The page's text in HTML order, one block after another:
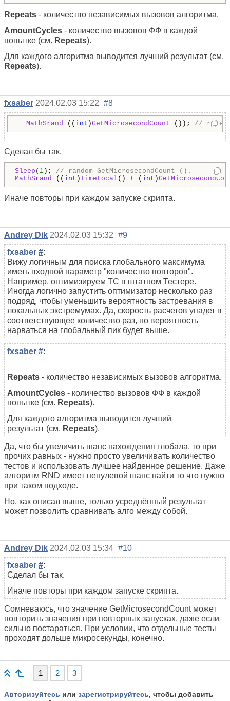
Repeats - количество независимых вызовов алгоритма.
AmountCycles - количество вызовов ФФ в каждой
попытке (см. Repeats).
Для каждого алгоритма выводится лучший результат (см.
Repeats).
fxsaber 2024.02.03 15:22 #8
MathSrand (( int )GetMicrosecondCount ()); // reset
Сделал бы так.
Sleep ( 1 ); // random GetMicrosecondCount ().
MathSrand (( int )TimeLocal () + ( int )
Иначе повторы при каждом запуске скрипта.
Andrey Dik 2024.02.03 15:32 #9
fxsaber #:
Вижу логичным для поиска глобального максимума
иметь входной параметр "количество повторов".
Например, оптимизируем ТС в штатном Тестере.
Иногда логично запустить оптимизатор несколько раз
подряд, чтобы уменьшить вероятность застревания в
локальных экстремумах. Да, скорость расчетов упадет в
соответствующее количество раз, но вероятность
нарваться на глобальный пик будет выше.
fxsaber #:
Repeats - количество независимых вызовов алгоритма.
AmountCycles - количество вызовов ФФ в каждой
попытке (см. Repeats).
Для каждого алгоритма выводится лучший
результат (см. Repeats).
Да, что бы увеличить шанс нахождения глобала, то при
прочих равных - нужно просто увеличивать количество
тестов и использовать лучшее найденное решение. Даже
алгоритм RND имеет ненулевой шанс найти то что нужно
при таком подходе.
Но, как описал выше, только усреднённый результат
может позволить сравнивать алго между собой.
Andrey Dik 2024.02.03 15:34 #10
fxsaber #:
Сделал бы так.
Иначе повторы при каждом запуске скрипта.
Сомневаюсь, что значение GetMicrosecondCount может
повторить значения при повторных запусках, даже если
сильно постараться. При условии, что отдельные тесты
проходят дольше микросекунды, конечно.
1 2 3
Авторизуйтесь или зарегистрируйтесь, чтобы добавить